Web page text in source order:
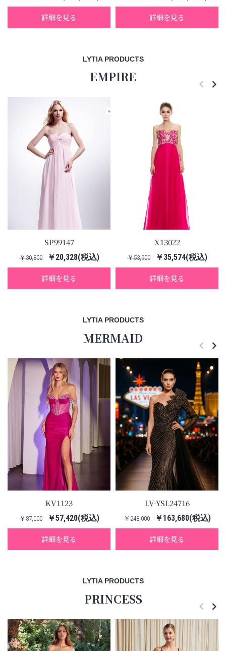
詳細を見る 詳細を見る
EMPIRE
LYTIA PRODUCTS
SP99147
￥30,800 ￥20,328(税込)
詳細を見る
X13022
￥53,900 ￥35,574(税込)
詳細を見る
MERMAID
LYTIA PRODUCTS
KV1123
￥87,000 ￥57,420(税込)
詳細を見る
LV-YSL24716
￥248,000 ￥163,680(税込)
詳細を見る
PRINCESS
LYTIA PRODUCTS